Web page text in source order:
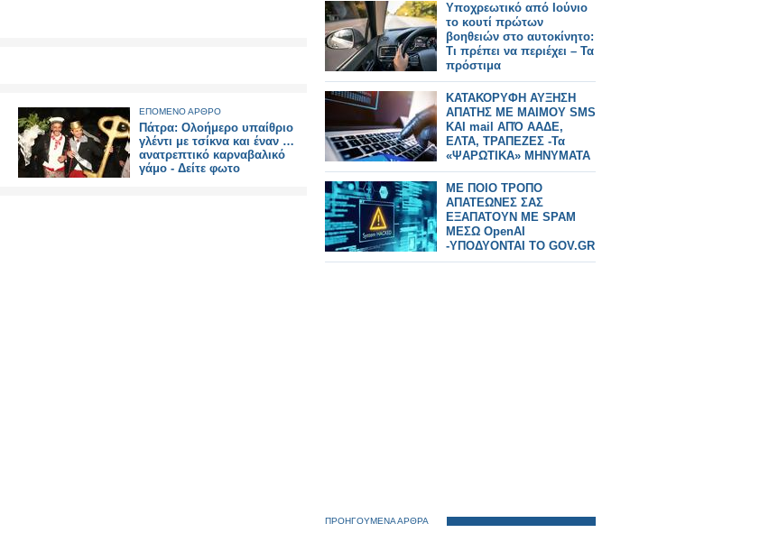
ΕΠΟΜΕΝΟ ΑΡΘΡΟ
Πάτρα: Oλοήμερο υπαίθριο
γλέντι με τσίκνα και έναν …
ανατρεπτικό καρναβαλικό
γάμο - Δείτε φωτο
Υποχρεωτικό από Ιούνιο
το κουτί πρώτων
βοηθειών στο αυτοκίνητο:
Τι πρέπει να περιέχει – Τα
πρόστιμα
ΚΑΤΑΚΟΡΥΦΗ ΑΥΞΗΣΗ
ΑΠΑΤΗΣ ΜΕ ΜΑΙΜΟΥ SMS
ΚΑΙ mail ΑΠΌ ΑΑΔΕ,
ΕΛΤΑ, ΤΡΑΠΕΖΕΣ -Τα
«ΨΑΡΩΤΙΚΑ» ΜΗΝΥΜΑΤΑ
ΚΑΙ ΟΙ ΠΑΓΙΔΕΣ
ΜΕ ΠΟΙΟ ΤΡΟΠΟ
ΑΠΑΤΕΩΝΕΣ ΣΑΣ
ΕΞΑΠΑΤΟΥΝ ΜΕ SPAM
ΜΕΣΩ OpenAI
-ΥΠΟΔΥΟΝΤΑΙ ΤΟ GOV.GR
ΚΑΙ ΤΡΑΠΕΖΕΣ
ΠΡΟΗΓΟΥΜΕΝΑ ΑΡΘΡΑ